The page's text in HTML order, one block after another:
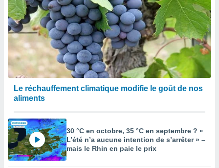
Le réchauffement climatique modifie le goût de nos
aliments
30 °C en octobre, 35 °C en septembre ? «
L’été n’a aucune intention de s’arrêter » –
mais le Rhin en paie le prix